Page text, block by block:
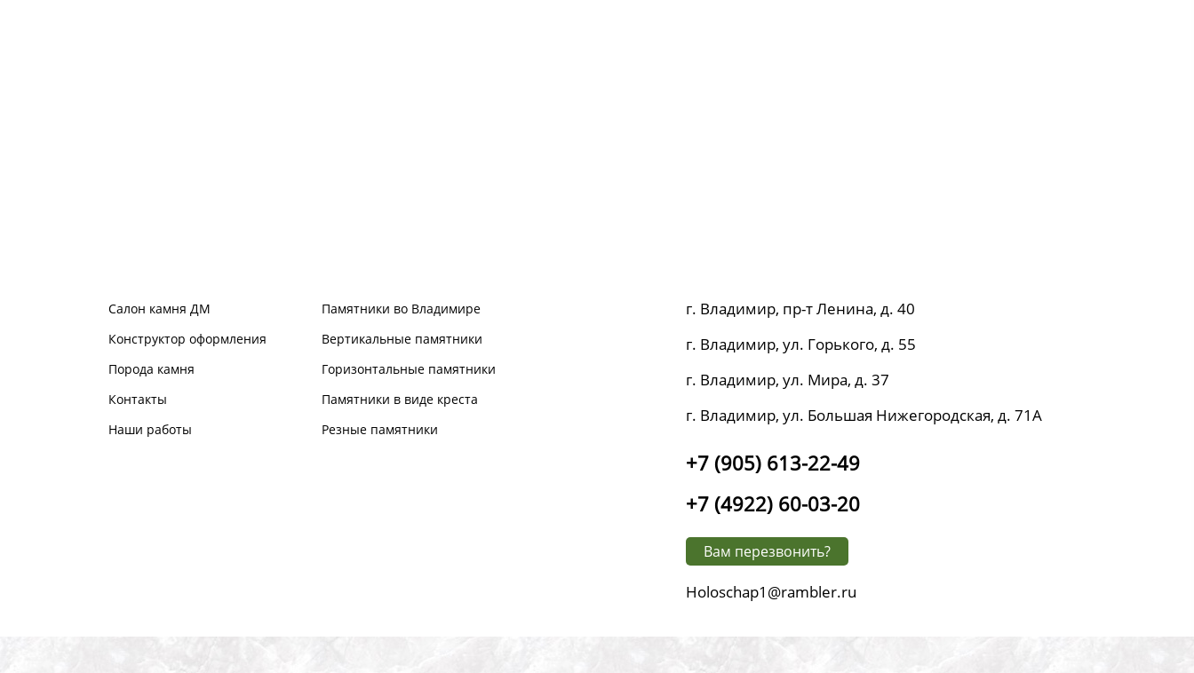
Салон камня ДМ
Конструктор оформления
Порода камня
Контакты
Наши работы
Памятники во Владимире
Вертикальные памятники
Горизонтальные памятники
Памятники в виде креста
Резные памятники
г. Владимир, пр-т Ленина, д. 40
г. Владимир, ул. Горького, д. 55
г. Владимир, ул. Мира, д. 37
г. Владимир, ул. Большая Нижегородская, д. 71А
+7 (905) 613-22-49
+7 (4922) 60-03-20
Вам перезвонить?
Holoschap1@rambler.ru